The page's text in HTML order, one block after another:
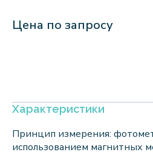
Цена по запросу
Характеристики
Принцип измерения:
использованием магнитных